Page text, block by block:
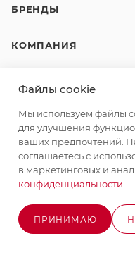
БРЕНДЫ
КОМПАНИЯ
КОНТАКТЫ
+7 (495) 580-
г. Москва,
Файлы cookie
Мы используем файлы
для улучшения
ваших предпочтений.
соглашаетесь с
в маркетинговых и
конфиденциальности
ПРИНИМАЮ